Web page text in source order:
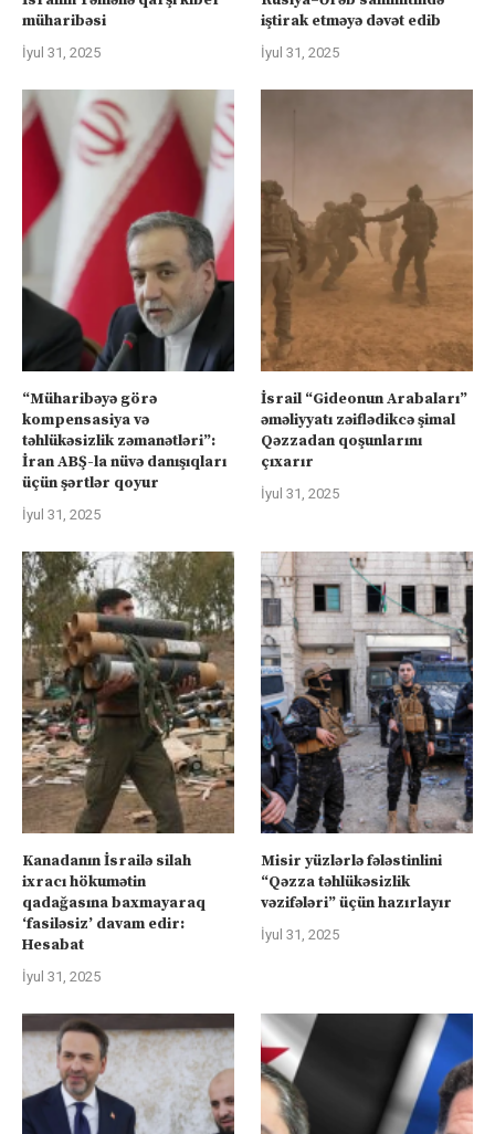
müharibəsi
İyul 31, 2025
iştirak etməyə dəvət edib
İyul 31, 2025
“Müharibəyə görə
kompensasiya və
təhlükəsizlik zəmanətləri”:
İran ABŞ-la nüvə danışıqları
üçün şərtlər qoyur
İyul 31, 2025
İsrail “Gideonun Arabaları”
əməliyyatı zəiflədikcə şimal
Qəzzadan qoşunlarını
çıxarır
İyul 31, 2025
Kanadanın İsrailə silah
ixracı hökumətin
qadağasına baxmayaraq
‘fasiləsiz’ davam edir:
Hesabat
İyul 31, 2025
Misir yüzlərlə fələstinlini
“Qəzza təhlükəsizlik
vəzifələri” üçün hazırlayır
İyul 31, 2025